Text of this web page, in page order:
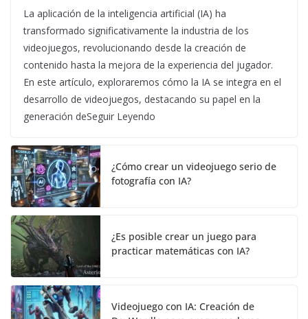
La aplicación de la inteligencia artificial (IA) ha
transformado significativamente la industria de los
videojuegos, revolucionando desde la creación de
contenido hasta la mejora de la experiencia del jugador.
En este artículo, exploraremos cómo la IA se integra en el
desarrollo de videojuegos, destacando su papel en la
generación deSeguir Leyendo
¿Cómo crear un videojuego serio de
fotografía con IA?
¿Es posible crear un juego para
practicar matemáticas con IA?
Videojuego con IA: Creación de